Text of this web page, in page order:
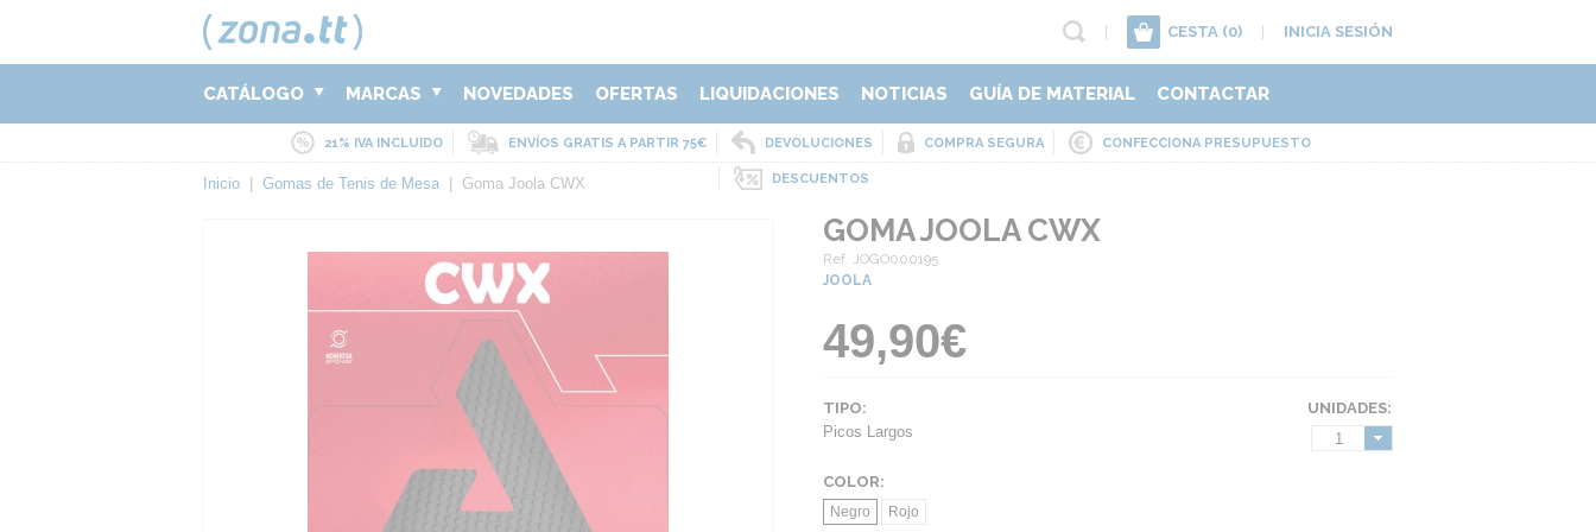
CESTA (0) INICIA SESIÓN
CATÁLOGO MARCAS NOVEDADES OFERTAS LIQUIDACIONES NOTICIAS GUÍA DE MATERIAL CONTACTAR
21% IVA INCLUIDO ENVÍOS GRATIS A PARTIR 75€ DEVOLUCIONES COMPRA SEGURA CONFECCIONA PRESUPUESTO
DESCUENTOS
Inicio Gomas de Tenis de Mesa Goma Joola CWX
GOMA JOOLA CWX
Ref. JOGO000195
JOOLA
49,90€
UNIDADES:
1
TIPO:
Picos Largos
COLOR:
Negro Rojo